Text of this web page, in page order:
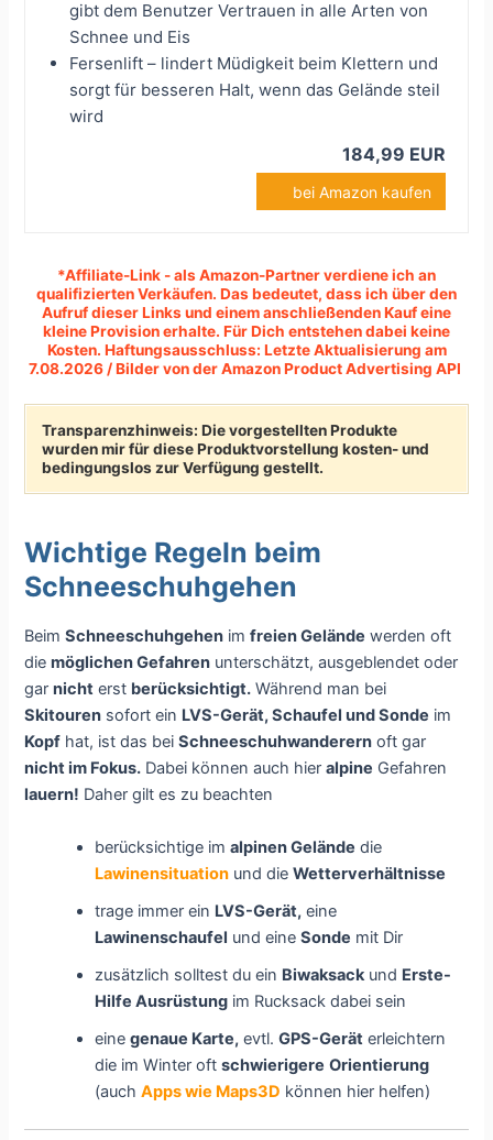
gibt dem Benutzer Vertrauen in alle Arten von
Schnee und Eis
Fersenlift – lindert Müdigkeit beim Klettern und
sorgt für besseren Halt, wenn das Gelände steil
wird
184,99 EUR
bei Amazon kaufen
*Affiliate-Link - als Amazon-Partner verdiene ich an
qualifizierten Verkäufen. Das bedeutet, dass ich über den
Aufruf dieser Links und einem anschließenden Kauf eine
kleine Provision erhalte. Für Dich entstehen dabei keine
Kosten. Haftungsausschluss: Letzte Aktualisierung am
7.08.2026 / Bilder von der Amazon Product Advertising API
Transparenzhinweis: Die vorgestellten Produkte
wurden mir für diese Produktvorstellung kosten- und
bedingungslos zur Verfügung gestellt.
Wichtige Regeln beim
Schneeschuhgehen
BeimSchneeschuhgehen imfreien Gelände werden oft
diemöglichen Gefahren unterschätzt, ausgeblendet oder
garnicht erst berücksichtigt. Während man bei
Skitouren sofort ein LVS-Gerät, Schaufel und Sonde im
Kopf hat, ist das beiSchneeschuhwanderern oft gar
nicht im Fokus. Dabei können auch hieralpine Gefahren
lauern! Daher gilt es zu beachten
berücksichtige imalpinen Gelände die
Lawinensituation und dieWetterverhältnisse
trage immer ein LVS-Gerät, eine
Lawinenschaufel und eineSonde mit Dir
zusätzlich solltest du ein Biwaksackund Erste-
Hilfe Ausrüstung im Rucksack dabei sein
einegenaue Karte, evtl.GPS-Gerät erleichtern
die im Winter oftschwierigere Orientierung
(auchApps wie Maps3D können hier helfen)